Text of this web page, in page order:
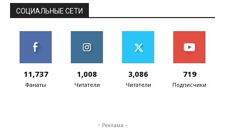
СОЦИАЛЬНЫЕ СЕТИ
11,737
Фанаты
1,008
Читатели
3,086
Читатели
719
Подписчики
- Реклама -